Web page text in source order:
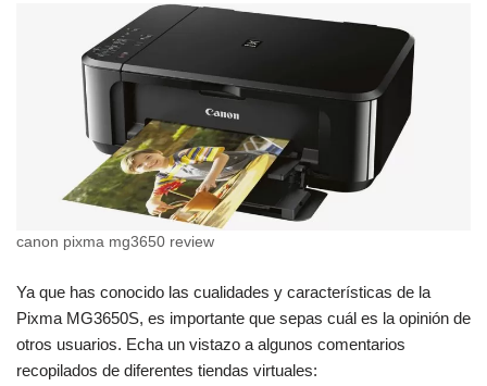
canon pixma mg3650 review
Ya que has conocido las cualidades y características de la
Pixma MG3650S, es importante que sepas cuál es la opinión de
otros usuarios. Echa un vistazo a algunos comentarios
recopilados de diferentes tiendas virtuales: